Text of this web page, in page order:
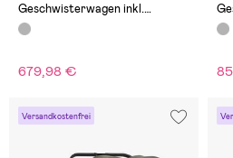
Geschwisterwagen inkl.
Liegewanne, Fog Grey
679,98 €
Versandkostenfrei